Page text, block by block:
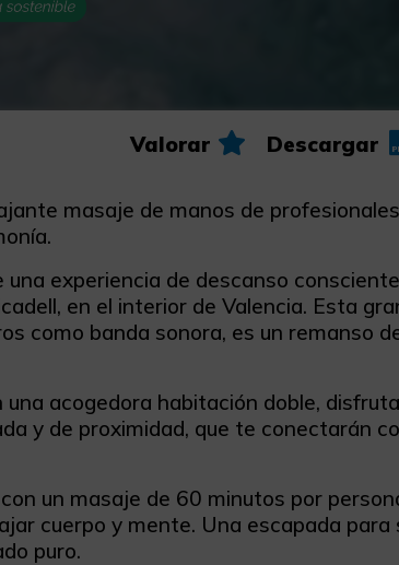
Valorar Descargar
masaje de manos de
experiencia de descanso
en el interior de Valencia. Esta
como banda sonora, es un remanso
acogedora habitación doble,
y de proximidad, que te conectarán
un masaje de 60 minutos por
cuerpo y mente. Una escapada para
puro.